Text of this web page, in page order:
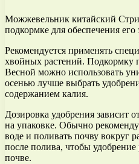
Можжевельник китайский
подкормке для обеспечения его
Рекомендуется применять
хвойных растений. Подкормку
Весной можно использовать
осенью лучше выбрать
содержанием калия.
Дозировка удобрения зависит
на упаковке. Обычно
воде и поливать почву вокруг
после полива, чтобы
почве.